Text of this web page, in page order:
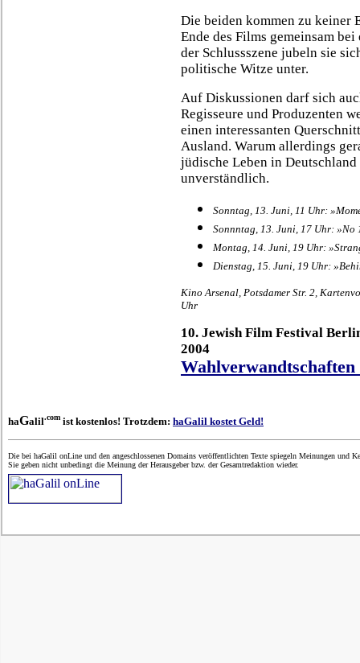
Die beiden kommen zu keiner
Ende des Films gemeinsam
der Schlussszene jubeln sie
politische Witze unter.
Auf Diskussionen darf sich
Regisseure und Produzenten
einen interessanten
Ausland. Warum allerdings
jüdische Leben in
unverständlich.
Sonntag, 13. Juni, 11 Uhr:
Sonnntag, 13. Juni, 17 Uhr: »No
Montag, 14. Juni, 19 Uhr:
Dienstag, 15. Juni, 19 Uhr:
Kino Arsenal, Potsdamer Str. 2,
Uhr
10. Jewish Film Festival
2004
haGalil.com ist kostenlos! Trotzdem: haGalil kostet Geld!
Die bei haGalil onLine und den angeschlossenen Domains veröffentlichten Texte spiegeln Meinungen und
Sie geben nicht unbedingt die Meinung der Herausgeber bzw. der Gesamtredaktion wieder.